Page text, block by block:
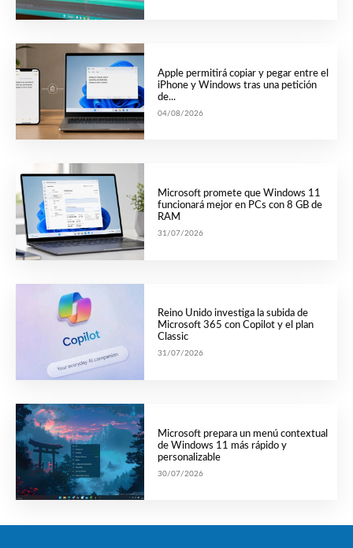
Apple permitirá copiar y pegar entre el
iPhone y Windows tras una petición
de...
04/08/2026
Microsoft promete que Windows 11
funcionará mejor en PCs con 8 GB de
RAM
31/07/2026
Reino Unido investiga la subida de
Microsoft 365 con Copilot y el plan
Classic
31/07/2026
Microsoft prepara un menú contextual
de Windows 11 más rápido y
personalizable
30/07/2026